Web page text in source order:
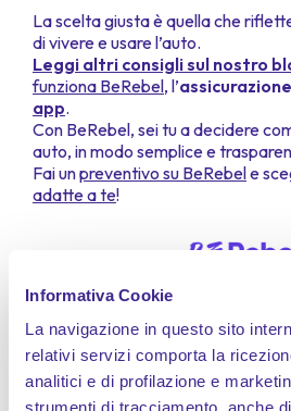
Informativa Cookie
La navigazione in questo sito
relativi servizi comporta la
analitici e di profilazione e
strumenti di tracciamento, anche
La scelta giusta è quella che
di vivere e usare l’auto.
Leggi altri consigli sul nostro
funziona BeRebel, l’
app.
Con BeRebel, sei tu a decidere
auto, in modo semplice e
Fai unpreventivo su BeRebele
adatte a te!
Domande
Posso cambiare da guida